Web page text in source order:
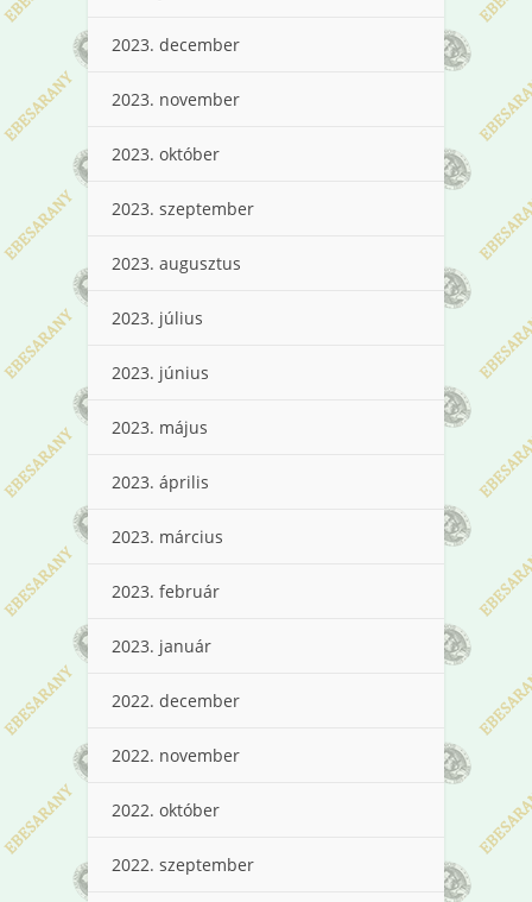
2023. december
2023. november
2023. október
2023. szeptember
2023. augusztus
2023. július
2023. június
2023. május
2023. április
2023. március
2023. február
2023. január
2022. december
2022. november
2022. október
2022. szeptember